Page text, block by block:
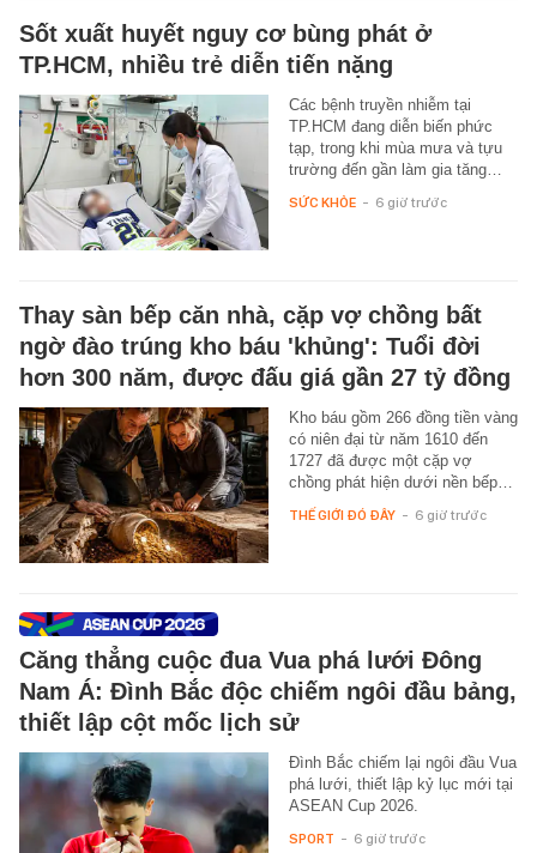
Sốt xuất huyết nguy cơ bùng phát ở
TP.HCM, nhiều trẻ diễn tiến nặng
Các bệnh truyền nhiễm tại
TP.HCM đang diễn biến phức
tạp, trong khi mùa mưa và tựu
trường đến gần làm gia tăng…
SỨC KHỎE - 6 giờ trước
Thay sàn bếp căn nhà, cặp vợ chồng bất
ngờ đào trúng kho báu 'khủng': Tuổi đời
hơn 300 năm, được đấu giá gần 27 tỷ đồng
Kho báu gồm 266 đồng tiền vàng
có niên đại từ năm 1610 đến
1727 đã được một cặp vợ
chồng phát hiện dưới nền bếp…
THẾ GIỚI ĐÓ ĐÂY - 6 giờ trước
Căng thẳng cuộc đua Vua phá lưới Đông
Nam Á: Đình Bắc độc chiếm ngôi đầu bảng,
thiết lập cột mốc lịch sử
Đình Bắc chiếm lại ngôi đầu Vua
phá lưới, thiết lập kỷ lục mới tại
ASEAN Cup 2026.
SPORT - 6 giờ trước